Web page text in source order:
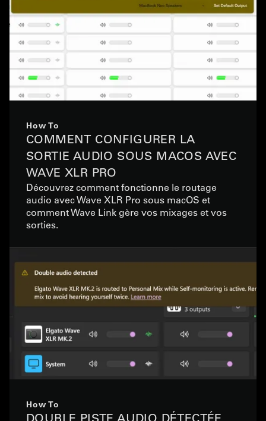
How To
COMMENT CONFIGURER LA
SORTIE AUDIO SOUS MACOS AVEC
WAVE XLR PRO
Découvrez comment fonctionne le routage
audio avec Wave XLR Pro sous macOS et
comment Wave Link gère vos mixages et vos
sorties.
How To
DOUBLE PISTE AUDIO DÉTECTÉE